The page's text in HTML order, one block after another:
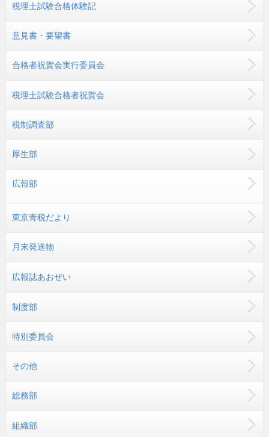
税理士試験合格体験記
意見書・要望書
合格者祝賀会実行委員会
税理士試験合格者祝賀会
税制調査部
厚生部
広報部
東京青税だより
月末発送物
広報誌あおぜい
制度部
特別委員会
その他
総務部
組織部